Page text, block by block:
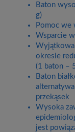
Baton
g)
Pomoc we
Wsparcie
Wyjątkowa
okresie
(1 baton –
Baton
przekąsek
Wysoka
jest